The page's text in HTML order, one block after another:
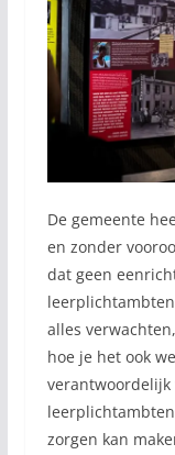
De gemeente
en zonder
dat geen
alles
hoe je het ook
verantwoordelijk
zorgen kan